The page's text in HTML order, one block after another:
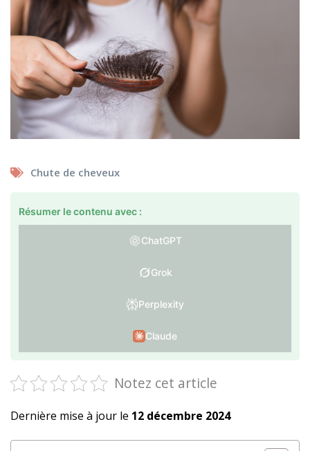
Chute de cheveux
Résumer le contenu avec :
ChatGPT
Grok
Perplexity
Claude
Notez cet article
Dernière mise à jour le 12 décembre 2024